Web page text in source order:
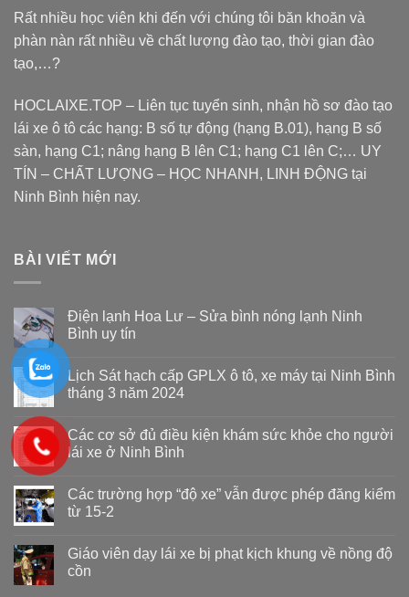
Rất nhiều học viên khi đến với chúng tôi băn khoăn và
phàn nàn rất nhiều về chất lượng đào tạo, thời gian đào
tạo,…?
HOCLAIXE.TOP – Liên tục tuyển sinh, nhận hồ sơ đào tạo
lái xe ô tô các hạng: B số tự động (hạng B.01), hạng B số
sàn, hạng C1; nâng hạng B lên C1; hạng C1 lên C;… UY
TÍN – CHẤT LƯỢNG – HỌC NHANH, LINH ĐỘNG tại
Ninh Bình hiện nay.
BÀI VIẾT MỚI
Điện lạnh Hoa Lư – Sửa bình nóng lạnh Ninh
Bình uy tín
Lịch Sát hạch cấp GPLX ô tô, xe máy tại Ninh Bình
tháng 3 năm 2024
Các cơ sở đủ điều kiện khám sức khỏe cho người
lái xe ở Ninh Bình
Các trường hợp “độ xe” vẫn được phép đăng kiểm
từ 15-2
Giáo viên dạy lái xe bị phạt kịch khung về nồng độ
cồn